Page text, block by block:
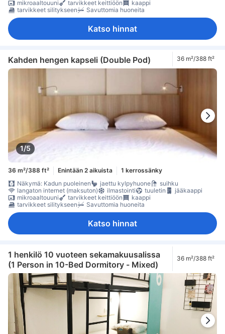
mikroaaltouuni
tarvikkeet keittiöön
kaappi
tarvikkeet silitykseen
Savuttomia huoneita
Katso hinnat
Kahden hengen kapseli (Double Pod) 36 m²/388 ft²
1/5
36 m²/388 ft² Enintään 2 aikuista
1 kerrossänky
Näkymä: Kadun puoleinen
jaettu kylpyhuone
suihku
langaton internet (maksuton)
ilmastointi tuuletin
jääkaappi
mikroaaltouuni
tarvikkeet keittiöön
kaappi
tarvikkeet silitykseen
Savuttomia huoneita
Katso hinnat
1 henkilö 10 vuoteen sekamakuusalissa
(1 Person in 10-Bed Dormitory - Mixed)
36 m²/388 ft²